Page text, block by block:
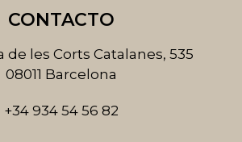
o
o
k
-
g
r
a
m
CONTACTO
de les Corts Catalanes, 535
08011 Barcelona
+34 934 54 56 82